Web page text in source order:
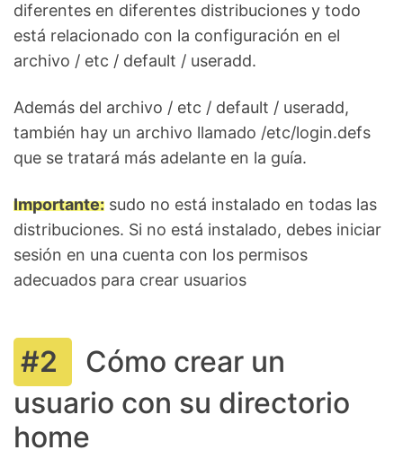
diferentes en diferentes distribuciones y todo
está relacionado con la configuración en el
archivo / etc / default / useradd.
Además del archivo / etc / default / useradd,
también hay un archivo llamado /etc/login.defs
que se tratará más adelante en la guía.
Importante: sudo no está instalado en todas las
distribuciones. Si no está instalado, debes iniciar
sesión en una cuenta con los permisos
adecuados para crear usuarios
Cómo crear un
usuario con su directorio
home